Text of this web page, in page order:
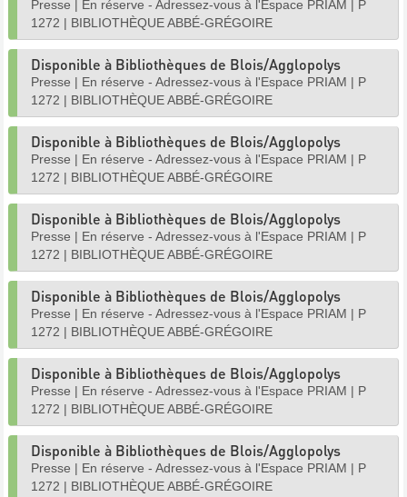
Presse | En réserve - Adressez-vous à l'Espace PRIAM | P
1272 | BIBLIOTHÈQUE ABBÉ-GRÉGOIRE
Disponible à Bibliothèques de Blois/Agglopolys
Presse | En réserve - Adressez-vous à l'Espace PRIAM | P
1272 | BIBLIOTHÈQUE ABBÉ-GRÉGOIRE
Disponible à Bibliothèques de Blois/Agglopolys
Presse | En réserve - Adressez-vous à l'Espace PRIAM | P
1272 | BIBLIOTHÈQUE ABBÉ-GRÉGOIRE
Disponible à Bibliothèques de Blois/Agglopolys
Presse | En réserve - Adressez-vous à l'Espace PRIAM | P
1272 | BIBLIOTHÈQUE ABBÉ-GRÉGOIRE
Disponible à Bibliothèques de Blois/Agglopolys
Presse | En réserve - Adressez-vous à l'Espace PRIAM | P
1272 | BIBLIOTHÈQUE ABBÉ-GRÉGOIRE
Disponible à Bibliothèques de Blois/Agglopolys
Presse | En réserve - Adressez-vous à l'Espace PRIAM | P
1272 | BIBLIOTHÈQUE ABBÉ-GRÉGOIRE
Disponible à Bibliothèques de Blois/Agglopolys
Presse | En réserve - Adressez-vous à l'Espace PRIAM | P
1272 | BIBLIOTHÈQUE ABBÉ-GRÉGOIRE